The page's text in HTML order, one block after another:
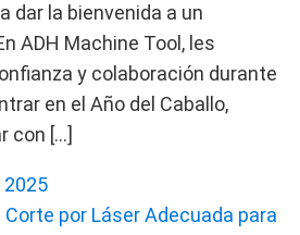
dar la bienvenida a un
ADH Machine Tool, les
y colaboración durante
en el Año del Caballo,
con […]
2025
Corte por Láser Adecuada para